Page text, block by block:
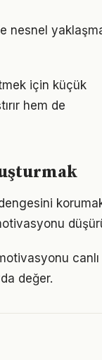
nesnel
için küçük
hem de
canlı
değer.